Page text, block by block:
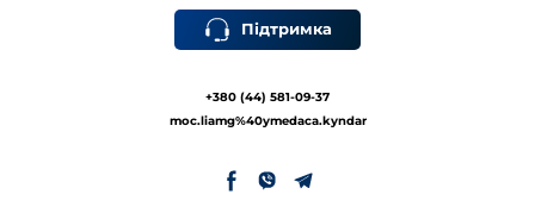
Підтримка
+380 (44) 581-09-37
moc.liamg%40ymedaca.kyndar